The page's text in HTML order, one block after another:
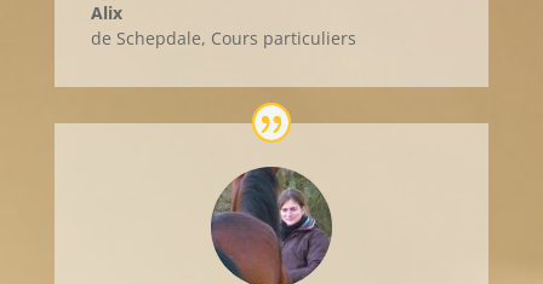
Alix
de Schepdale, Cours particuliers